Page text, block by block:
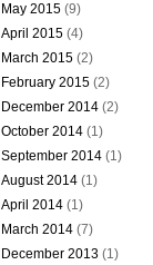
May 2015 (9)
April 2015 (4)
March 2015 (2)
February 2015 (2)
December 2014 (2)
October 2014 (1)
September 2014 (1)
August 2014 (1)
April 2014 (1)
March 2014 (7)
December 2013 (1)